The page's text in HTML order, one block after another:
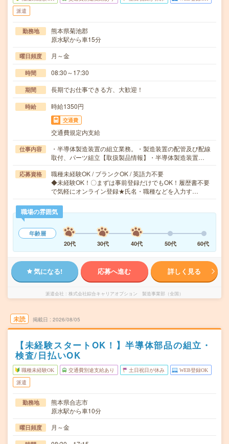
派遣
勤務地
熊本県菊池郡
原水駅から車15分
曜日頻度 月～金
時間 08:30～17:30
期間 長期でお仕事できる方、大歓迎！
時給 時給1350円
交通費
交通費規定内支給
仕事内容
・半導体製造装置の組立業務。・製造装置の配管及び配線
取付、パーツ組立【取扱製品情報】・半導体製造装置…
応募資格
職種未経験OK / ブランクOK / 英語力不要
◆未経験OK！〇まずは事前登録だけでもOK！履歴書不要
で気軽にオンライン登録★氏名・職種などを入力す…
職場の雰囲気
年齢層
20代
30代 40代 50代 60代
気になる! 応募へ進む 詳しく見る
派遣会社 株式会社綜合キャリアオプション 製造事業部（全国）
未読 掲載日 2026/08/05
【未経験スタートOK！】半導体部品の組立・
検査/日払いOK
職種未経験OK 交通費別途支給あり 土日祝日が休み WEB登録OK
派遣
勤務地
熊本県合志市
原水駅から車10分
曜日頻度 月～金